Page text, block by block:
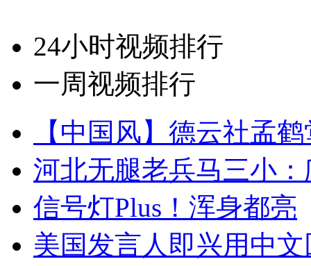
24小时视频排行
一周视频排行
【中国风】德云社孟
河北无腿老兵马三小
信号灯Plus！浑身都亮
美国发言人即兴用中